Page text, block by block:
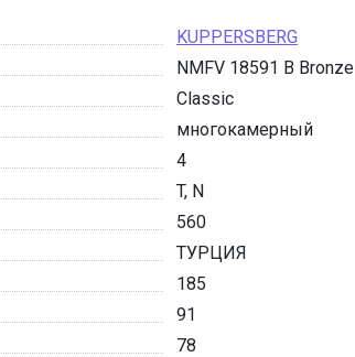
KUPPERSBERG
NMFV 18591 B Bronze
Classic
многокамерный
4
T, N
560
ТУРЦИЯ
185
91
78